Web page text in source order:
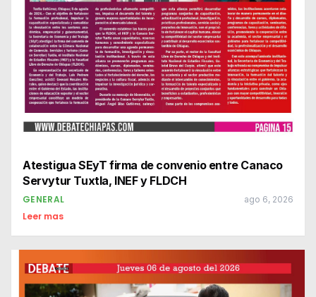
Atestigua SEyT firma de convenio entre Canaco
Servytur Tuxtla, INEF y FLDCH
GENERAL ago 6, 2026
Leer mas